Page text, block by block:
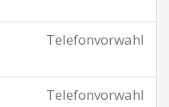
Telefonvorwahl
Telefonvorwahl